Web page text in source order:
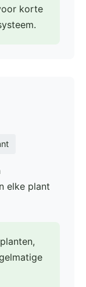
korte
elke plant